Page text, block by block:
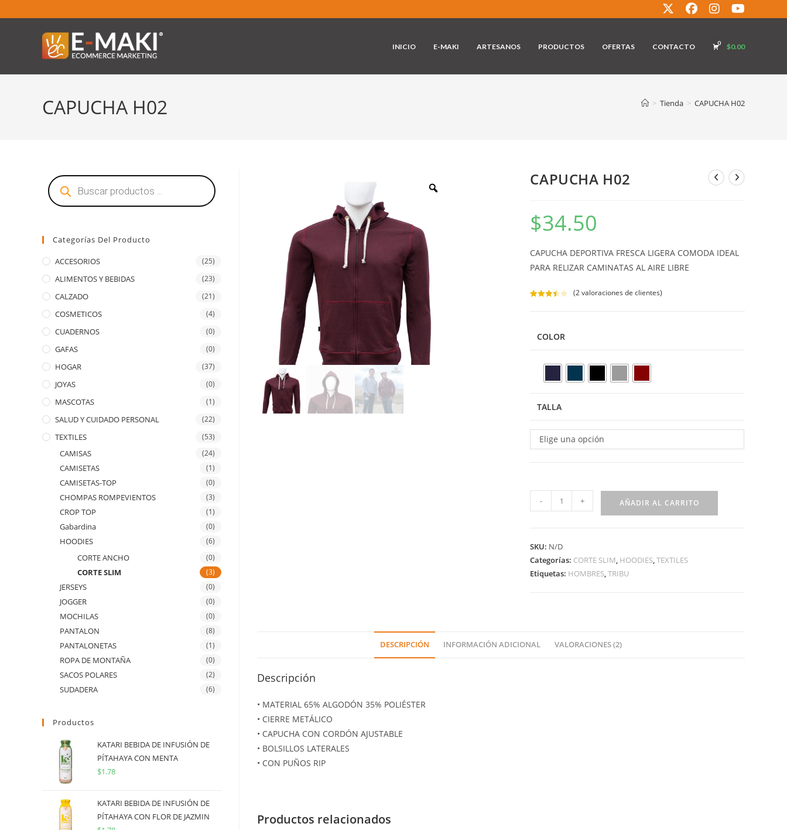
INICIO E-MAKI ARTESANOS PRODUCTOS OFERTAS CONTACTO 0 $0.00
CAPUCHA H02 > Tienda > CAPUCHA H02
CAPUCHA H02
$34.50
CAPUCHA DEPORTIVA FRESCA LIGERA COMODA IDEAL
PARA RELIZAR CAMINATAS AL AIRE LIBRE
base a
(2valoraciones de clientes)
COLOR
TALLA
Elige una opción
- + AÑADIR AL CARRITO
SKU: N/D
Categorías: CORTE SLIM, HOODIES,TEXTILES
Etiquetas: HOMBRES,TRIBU
DESCRIPCIÓN INFORMACIÓN ADICIONAL VALORACIONES (2)
Descripción
• MATERIAL 65% ALGODÓN 35% POLIÉSTER
• CIERRE METÁLICO
• CAPUCHA CON CORDÓN AJUSTABLE
• BOLSILLOS LATERALES
• CON PUÑOS RIP
Productos relacionados
Categorías Del Producto
ACCESORIOS (25)
ALIMENTOS Y BEBIDAS (23)
CALZADO (21)
COSMETICOS (4)
CUADERNOS (0)
GAFAS (0)
HOGAR (37)
JOYAS (0)
MASCOTAS (1)
SALUD Y CUIDADO PERSONAL (22)
TEXTILES (53)
CAMISAS (24)
CAMISETAS (1)
CAMISETAS-TOP (0)
CHOMPAS ROMPEVIENTOS (3)
CROP TOP (1)
Gabardina (0)
HOODIES (6)
CORTE ANCHO (0)
CORTE SLIM (3)
JERSEYS (0)
JOGGER (0)
MOCHILAS (0)
PANTALON (8)
PANTALONETAS (1)
ROPA DE MONTAÑA (0)
SACOS POLARES (2)
SUDADERA (6)
Productos
KATARI BEBIDA DE INFUSIÓN DE
PÍTAHAYA CON MENTA
$1.78
KATARI BEBIDA DE INFUSIÓN DE
PÍTAHAYA CON FLOR DE JAZMIN